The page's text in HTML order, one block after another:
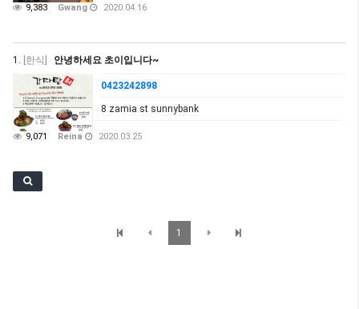
9,383 Gwang 2020.04.16
1. [한식] 안녕하세요 초이입니다~
0423242898
8 zamia st sunnybank
9,071 Reina 2020.03.25
1